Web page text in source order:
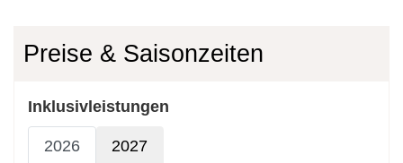
Preise & Saisonzeiten
Inklusivleistungen
2026 2027